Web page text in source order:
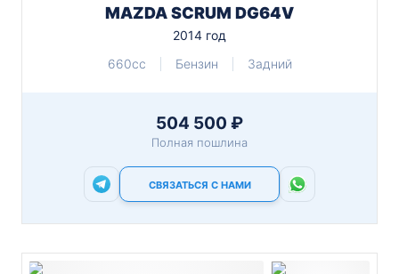
MAZDA SCRUM DG64V
2014 год
660cc
Бензин Задний
504 500 ₽
Полная пошлина
СВЯЗАТЬСЯ С НАМИ